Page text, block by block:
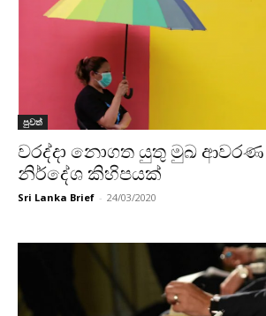
පුවත්
වරද්දා නොගත යුතු මුඛ ආවරණ
නිර්දේශ කිහිපයක්
Sri Lanka Brief - 24/03/2020